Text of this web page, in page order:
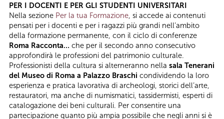
PER I DOCENTI E PER GLI STUDENTI UNIVERSITARI
Nella sezione Per la tua Formazione, si accede ai contenuti
pensati per i docenti e per i ragazzi più grandi nell’ambito
della formazione permanente, con il ciclo di conferenze
Roma Racconta… che per il secondo anno consecutivo
approfondirà le professioni del patrimonio culturale.
Professionisti della cultura si alterneranno nella sala Tenerani
del Museo di Roma a Palazzo Braschi condividendo la loro
esperienza e pratica lavorativa di archeologi, storici dell’arte,
restauratori, ma anche di numismatici, tassidermisti, esperti di
catalogazione dei beni culturali. Per consentire una
partecipazione quanto più ampia possibile che negli anni si è